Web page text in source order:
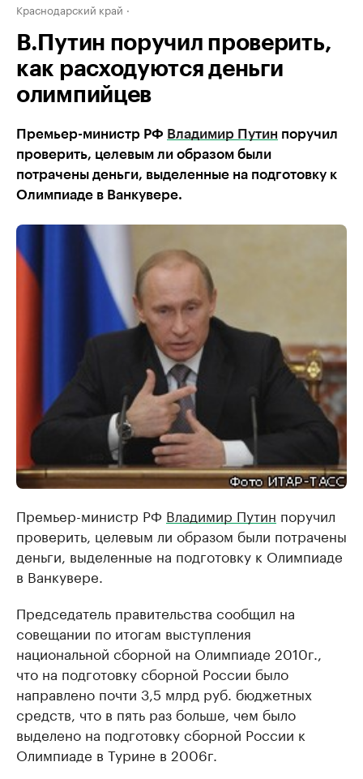
Краснодарский край
В.Путин поручил проверить,
как расходуются деньги
олимпийцев
Премьер-министр РФ Владимир Путин поручил
проверить, целевым ли образом были
потрачены деньги, выделенные на подготовку к
Олимпиаде в Ванкувере.
Премьер-министр РФ Владимир Путин поручил
проверить, целевым ли образом были потрачены
деньги, выделенные на подготовку к Олимпиаде
в Ванкувере.
Председатель правительства сообщил на
совещании по итогам выступления
национальной сборной на Олимпиаде 2010г.,
что на подготовку сборной России было
направлено почти 3,5 млрд руб. бюджетных
средств, что в пять раз больше, чем было
выделено на подготовку сборной России к
Олимпиаде в Турине в 2006г.